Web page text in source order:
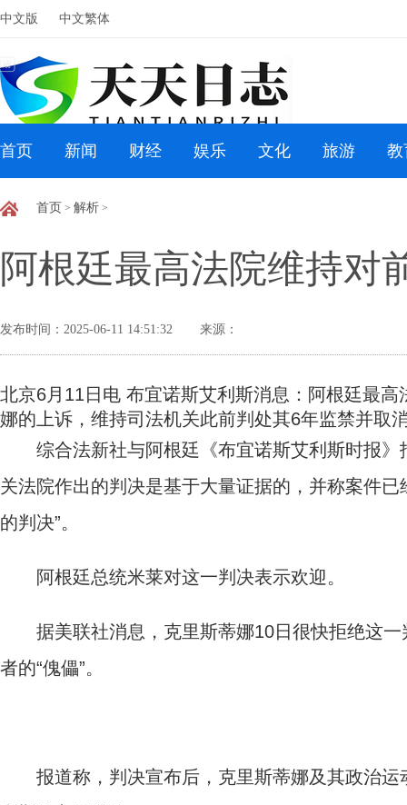
中文版 中文繁体
首页 新闻 财经 娱乐 文化 旅游 教
首页 > 解析 >
阿根廷最高法院维持对
发布时间：2025-06-11 14:51:32 来源：
北京6月11日电 布宜诺斯艾利斯消息：阿根廷最
娜的上诉，维持司法机关此前判处其6年监禁并取
综合法新社与阿根廷《布宜诺斯艾利斯时报》
关法院作出的判决是基于大量证据的，并称案件
的判决”。
阿根廷总统米莱对这一判决表示欢迎。
据美联社消息，克里斯蒂娜10日很快拒绝这一
者的“傀儡”。
报道称，判决宣布后，克里斯蒂娜及其政治运